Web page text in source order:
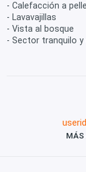
- Calefacción a
- Lavavajillas
- Vista al bosque
- Sector tranquilo
MÁS